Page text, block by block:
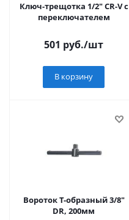
Ключ-трещотка 1/2" CR-V с
переключателем
501 руб./шт
В корзину
Вороток Т-образный 3/8"
DR, 200мм